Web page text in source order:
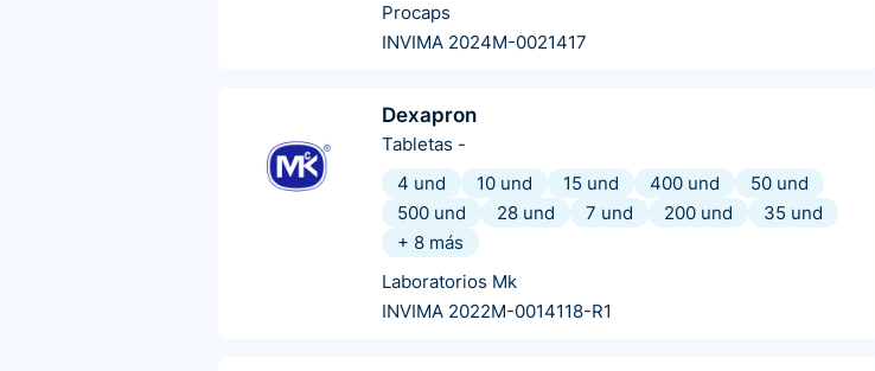
Procaps
INVIMA 2024M-0021417
Dexapron
Tabletas -
4 und
10 und 15 und 400 und
50 und
500 und
28 und 7 und 200 und
35 und
+ 8 más
Laboratorios Mk
INVIMA 2022M-0014118-R1